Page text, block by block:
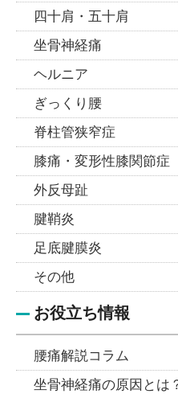
四十肩・五十肩
坐骨神経痛
ヘルニア
ぎっくり腰
脊柱管狭窄症
膝痛・変形性膝関節症
外反母趾
腱鞘炎
足底腱膜炎
その他
お役立ち情報
腰痛解説コラム
坐骨神経痛の原因とは